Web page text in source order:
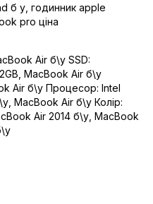
б у, годинник apple
pro ціна
Air б\у SSD:
MacBook Air б\у
Air б\у Процесор: Intel
MacBook Air б\у Колір:
Air 2014 б\у MacBook